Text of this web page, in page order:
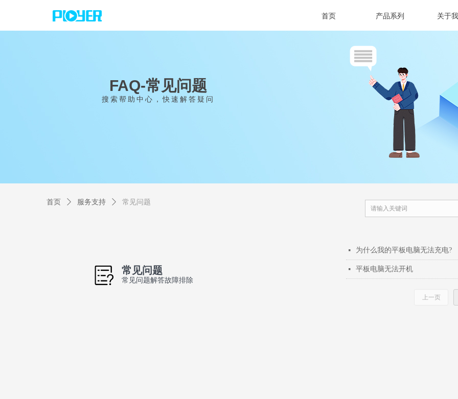
首页 产品系列 关于
FAQ-常见问题
搜索帮助中心，快速解答疑问
常见问题
常见问题解答故障排除
넷 为什么我的平板电脑无法充电?
넷 平板电脑无法开机
上一页
首页 ꄲ 服务支持 ꄲ 常见问题